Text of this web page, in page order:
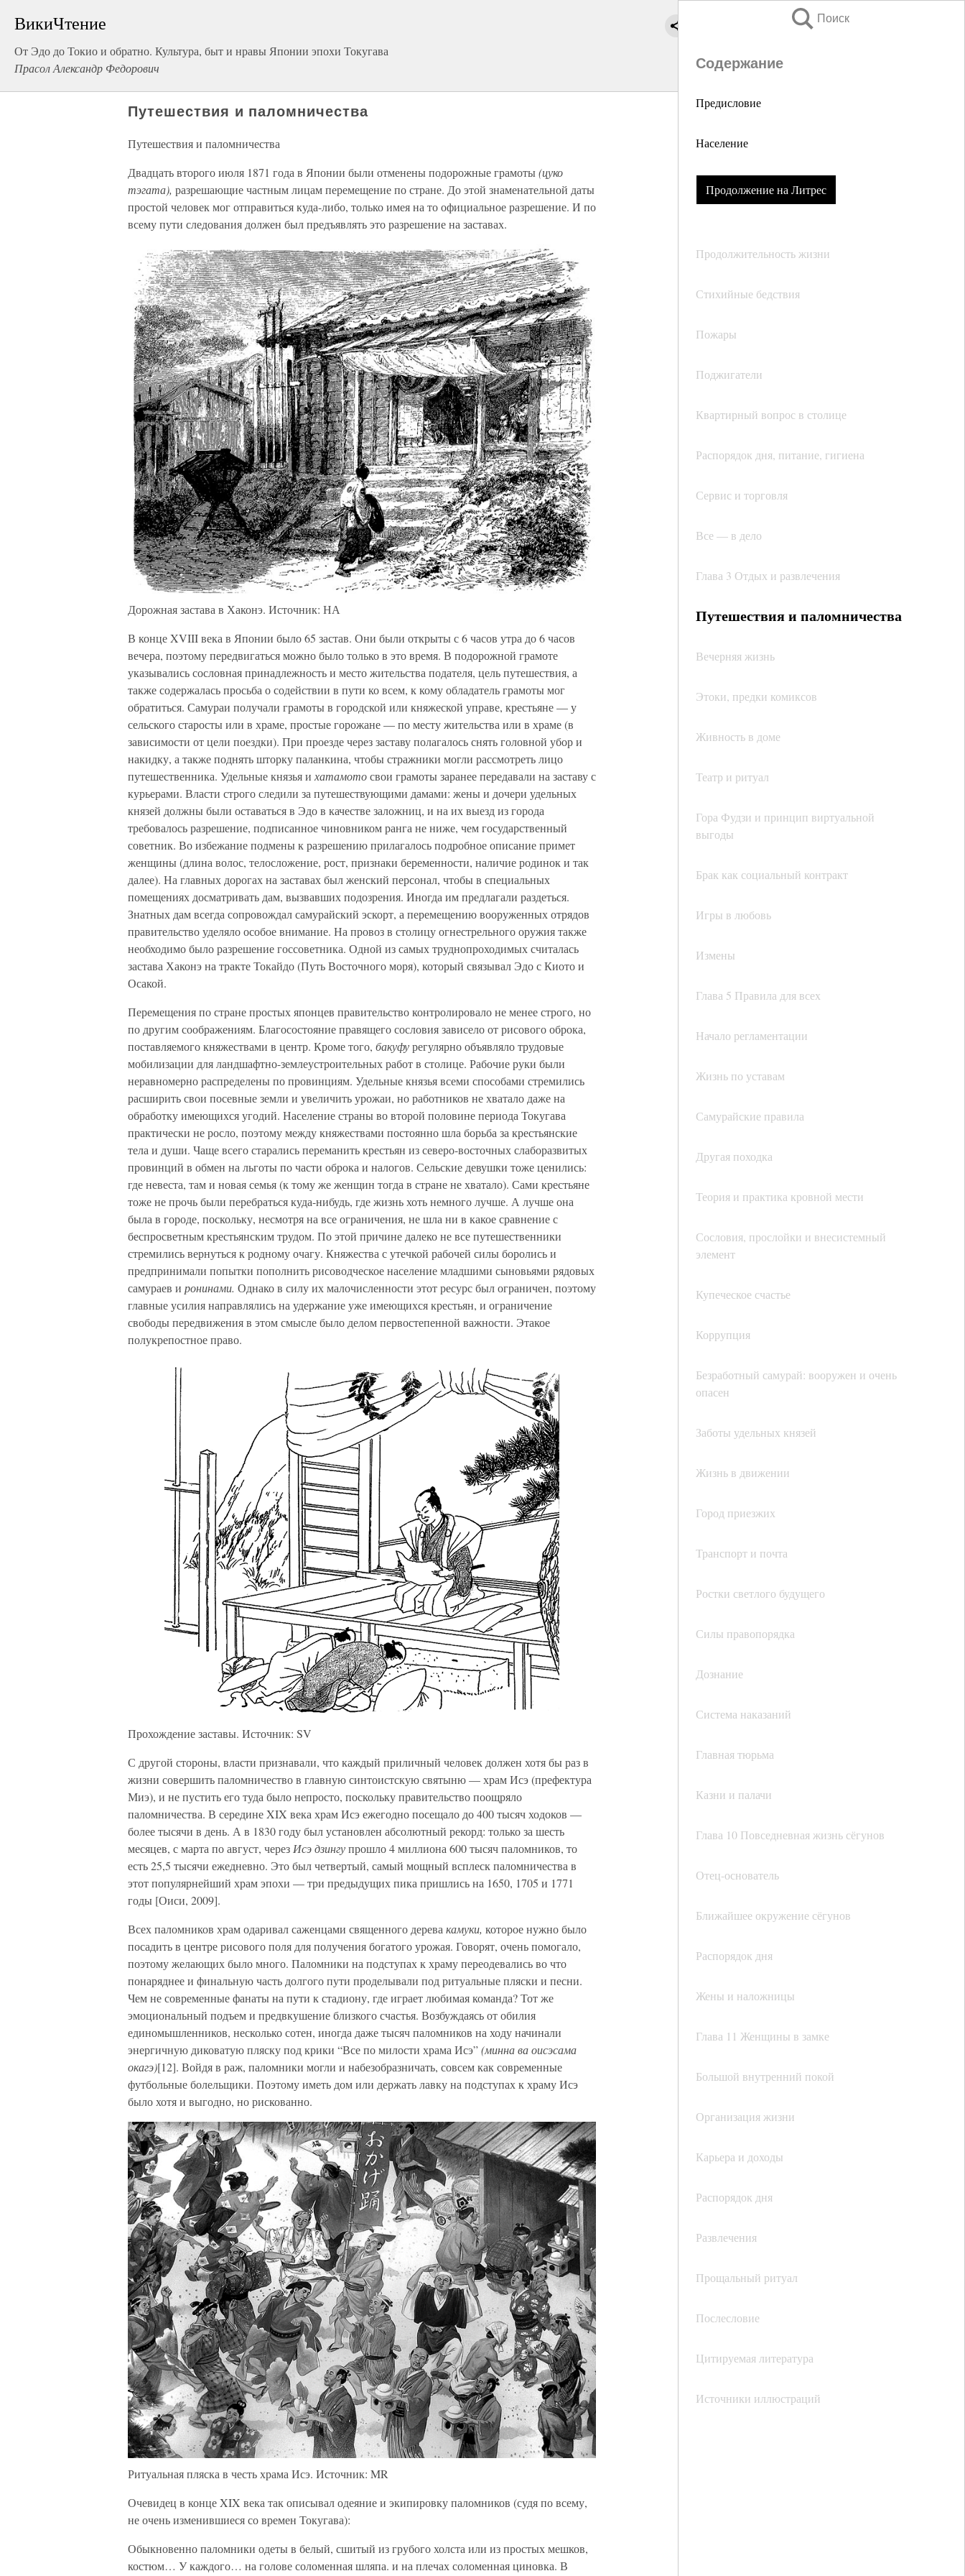
ВикиЧтение
От Эдо до Токио и обратно. Культура, быт и нравы Японии эпохи Токугава
Прасол Александр Федорович
Поиск
Содержание
Предисловие
Население
Продолжение на Литрес
Продолжительность жизни
Стихийные бедствия
Пожары
Поджигатели
Квартирный вопрос в столице
Распорядок дня, питание, гигиена
Сервис и торговля
Все — в дело
Глава 3 Отдых и развлечения
Путешествия и паломничества
Вечерняя жизнь
Этоки, предки комиксов
Живность в доме
Театр и ритуал
Гора Фудзи и принцип виртуальной
выгоды
Брак как социальный контракт
Игры в любовь
Измены
Глава 5 Правила для всех
Начало регламентации
Жизнь по уставам
Самурайские правила
Другая походка
Теория и практика кровной мести
Сословия, прослойки и внесистемный
элемент
Купеческое счастье
Коррупция
Безработный самурай: вооружен и очень
опасен
Заботы удельных князей
Жизнь в движении
Город приезжих
Транспорт и почта
Ростки светлого будущего
Силы правопорядка
Дознание
Система наказаний
Главная тюрьма
Казни и палачи
Глава 10 Повседневная жизнь сёгунов
Отец-основатель
Ближайшее окружение сёгунов
Распорядок дня
Жены и наложницы
Глава 11 Женщины в замке
Большой внутренний покой
Организация жизни
Карьера и доходы
Распорядок дня
Развлечения
Прощальный ритуал
Послесловие
Цитируемая литература
Источники иллюстраций
Путешествия и паломничества
Путешествия и паломничества
Двадцать второго июля 1871 года в Японии были отменены подорожные грамоты(цуко
тэгата), разрешающие частным лицам перемещение по стране. До этой знаменательной даты
простой человек мог отправиться куда-либо, только имея на то официальное разрешение. И по
всему пути следования должен был предъявлять это разрешение на заставах.
Дорожная застава в Хаконэ. Источник: НА
В конце XVIII века в Японии было 65 застав. Они были открыты с 6 часов утра до 6 часов
вечера, поэтому передвигаться можно было только в это время. В подорожной грамоте
указывались сословная принадлежность и место жительства подателя, цель путешествия, а
также содержалась просьба о содействии в пути ко всем, к кому обладатель грамоты мог
обратиться. Самураи получали грамоты в городской или княжеской управе, крестьяне — у
сельского старосты или в храме, простые горожане — по месту жительства или в храме (в
зависимости от цели поездки). При проезде через заставу полагалось снять головной убор и
накидку, а также поднять шторку паланкина, чтобы стражники могли рассмотреть лицо
путешественника. Удельные князья и хатамотосвои грамоты заранее передавали на заставу с
курьерами. Власти строго следили за путешествующими дамами: жены и дочери удельных
князей должны были оставаться в Эдо в качестве заложниц, и на их выезд из города
требовалось разрешение, подписанное чиновником ранга не ниже, чем государственный
советник. Во избежание подмены к разрешению прилагалось подробное описание примет
женщины (длина волос, телосложение, рост, признаки беременности, наличие родинок и так
далее). На главных дорогах на заставах был женский персонал, чтобы в специальных
помещениях досматривать дам, вызвавших подозрения. Иногда им предлагали раздеться.
Знатных дам всегда сопровождал самурайский эскорт, а перемещению вооруженных отрядов
правительство уделяло особое внимание. На провоз в столицу огнестрельного оружия также
необходимо было разрешение госсоветника. Одной из самых труднопроходимых считалась
застава Хаконэ на тракте Токайдо (Путь Восточного моря), который связывал Эдо с Киото и
Осакой.
Перемещения по стране простых японцев правительство контролировало не менее строго, но
по другим соображениям. Благосостояние правящего сословия зависело от рисового оброка,
поставляемого княжествами в центр. Кроме того, бакуфурегулярно объявляло трудовые
мобилизации для ландшафтно-землеустроительных работ в столице. Рабочие руки были
неравномерно распределены по провинциям. Удельные князья всеми способами стремились
расширить свои посевные земли и увеличить урожаи, но работников не хватало даже на
обработку имеющихся угодий. Население страны во второй половине периода Токугава
практически не росло, поэтому между княжествами постоянно шла борьба за крестьянские
тела и души. Чаще всего старались переманить крестьян из северо-восточных слаборазвитых
провинций в обмен на льготы по части оброка и налогов. Сельские девушки тоже ценились:
где невеста, там и новая семья (к тому же женщин тогда в стране не хватало). Сами крестьяне
тоже не прочь были перебраться куда-нибудь, где жизнь хоть немного лучше. А лучше она
была в городе, поскольку, несмотря на все ограничения, не шла ни в какое сравнение с
беспросветным крестьянским трудом. По этой причине далеко не все путешественники
стремились вернуться к родному очагу. Княжества с утечкой рабочей силы боролись и
предпринимали попытки пополнить рисоводческое население младшими сыновьями рядовых
самураев и ронинами. Однако в силу их малочисленности этот ресурс был ограничен, поэтому
главные усилия направлялись на удержание уже имеющихся крестьян, и ограничение
свободы передвижения в этом смысле было делом первостепенной важности. Этакое
полукрепостное право.
Прохождение заставы. Источник: SV
С другой стороны, власти признавали, что каждый приличный человек должен хотя бы раз в
жизни совершить паломничество в главную синтоистскую святыню — храм Исэ (префектура
Миэ), и не пустить его туда было непросто, поскольку правительство поощряло
паломничества. В середине XIX века храм Исэ ежегодно посещало до 400 тысяч ходоков —
более тысячи в день. А в 1830 году был установлен абсолютный рекорд: только за шесть
месяцев, с марта по август, через Исэ дзингупрошло 4 миллиона 600 тысяч паломников, то
есть 25,5 тысячи ежедневно. Это был четвертый, самый мощный всплеск паломничества в
этот популярнейший храм эпохи — три предыдущих пика пришлись на 1650, 1705 и 1771
годы [Оиси, 2009].
Всех паломников храм одаривал саженцами священного дерева камуки, которое нужно было
посадить в центре рисового поля для получения богатого урожая. Говорят, очень помогало,
поэтому желающих было много. Паломники на подступах к храму переодевались во что
понаряднее и финальную часть долгого пути проделывали под ритуальные пляски и песни.
Чем не современные фанаты на пути к стадиону, где играет любимая команда? Тот же
эмоциональный подъем и предвкушение близкого счастья. Возбуждаясь от обилия
единомышленников, несколько сотен, иногда даже тысяч паломников на ходу начинали
энергичную диковатую пляску под крики “Все по милости храма Исэ”(минна ва оисэсама
окагэ)[12]. Войдя в раж, паломники могли и набезобразничать, совсем как современные
футбольные болельщики. Поэтому иметь дом или держать лавку на подступах к храму Исэ
было хотя и выгодно, но рискованно.
Ритуальная пляска в честь храма Исэ. Источник: MR
Очевидец в конце XIX века так описывал одеяние и экипировку паломников (судя по всему,
не очень изменившиеся со времен Токугава):
Обыкновенно паломники одеты в белый, сшитый из грубого холста или из простых мешков,
костюм… У каждого… на голове соломенная шляпа. и на плечах соломенная циновка. В